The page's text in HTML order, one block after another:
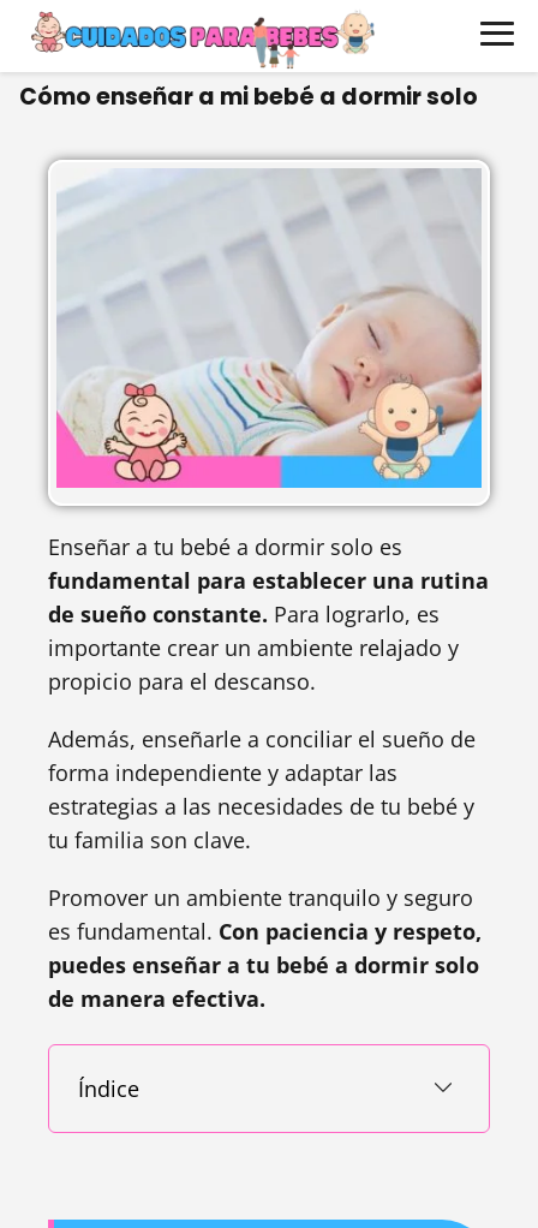
Cómo enseñar a mi bebé a dormir solo
Enseñar a tu bebé a dormir solo es
fundamental para establecer una rutina
de sueño constante. Para lograrlo, es
importante crear un ambiente relajado y
propicio para el descanso.
Además, enseñarle a conciliar el sueño de
forma independiente y adaptar las
estrategias a las necesidades de tu bebé y
tu familia son clave.
Promover un ambiente tranquilo y seguro
es fundamental. Con paciencia y respeto,
puedes enseñar a tu bebé a dormir solo
de manera efectiva.
Índice